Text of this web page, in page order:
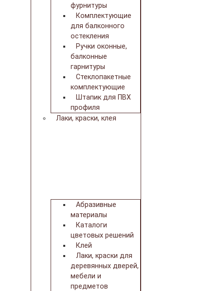
фурнитуры
Комплектующие
для балконного
остекления
Ручки оконные,
балконные
гарнитуры
Стеклопакетные
комплектующие
Штапик для ПВХ
профиля
Лаки, краски, клея
Абразивные
материалы
Каталоги
цветовых решений
Клей
Лаки, краски для
деревянных дверей,
мебели и
предметов